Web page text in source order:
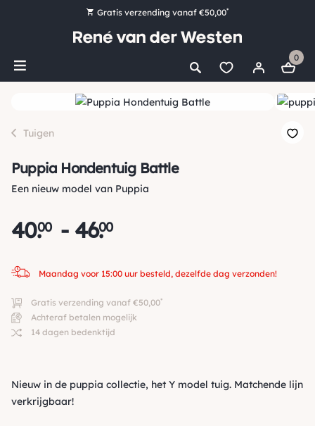
Gratis verzending vanaf €50,00*
Bestel nu, betaal later met Klarna
Ruim 16.000 artikelen op voorraad
0
Tuigen
Puppia Hondentuig Battle
Een nieuw model van Puppia
40.
00 - 46.
00
Maandag voor 15:00 uur besteld, dezelfde dag verzonden!
Gratis verzending vanaf €50,00*
Achteraf betalen mogelijk
14 dagen bedenktijd
Nieuw in de puppia collectie, het Y model tuig. Matchende lijn
verkrijgbaar!